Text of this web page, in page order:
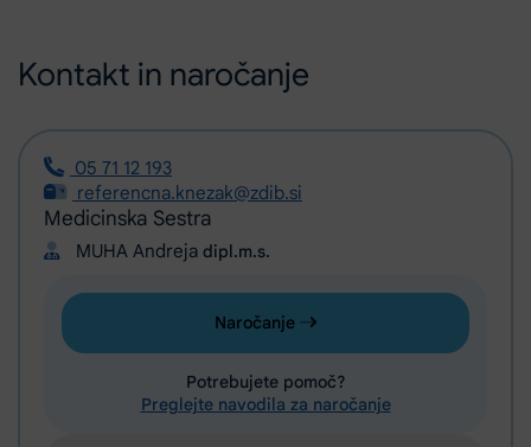
Kontakt in naročanje
05 71 12 193
referencna.knezak@zdib.si
Medicinska Sestra
MUHA Andreja dipl.m.s.
Naročanje
Potrebujete pomoč?
Preglejte navodila za naročanje